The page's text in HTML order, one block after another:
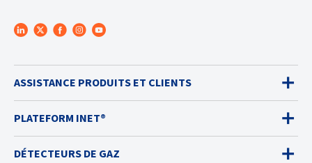
ASSISTANCE PRODUITS ET CLIENTS
PLATEFORM INET®
DÉTECTEURS DE GAZ